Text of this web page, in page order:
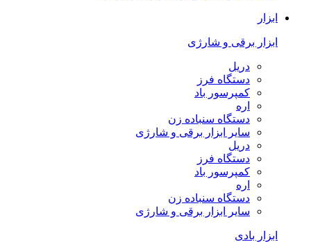
ابزار
ابزار برقی و شارژی
دریل
دستگاه فرز
کمپرسور باد
اره
دستگاه سنباده زن
سایر ابزار برقی و شارژی
دریل
دستگاه فرز
کمپرسور باد
اره
دستگاه سنباده زن
سایر ابزار برقی و شارژی
ابزار بادی